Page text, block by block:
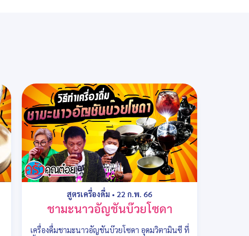
สูตรเครื่องดื่ม • 22 ก.พ. 66
ชามะนาวอัญชันบ๊วยโซดา
เครื่องดื่มชามะนาวอัญชันบ๊วยโซดา อุดมวิตามินซี ที่